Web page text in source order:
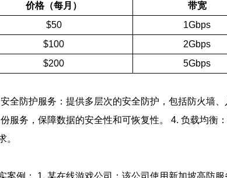
价格（每月）
带宽
$50
1Gbps
$100
2Gbps
$200
5Gbps
全防护服务：提供多层次的安全防护，包括防火墙
服务，保障数据的安全性和可恢复性。 4. 负载均
。
例： 1. 某在线游戏公司：该公司使用新加坡高防